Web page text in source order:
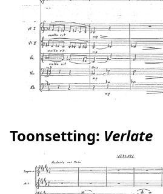
Toonsetting: Verlate